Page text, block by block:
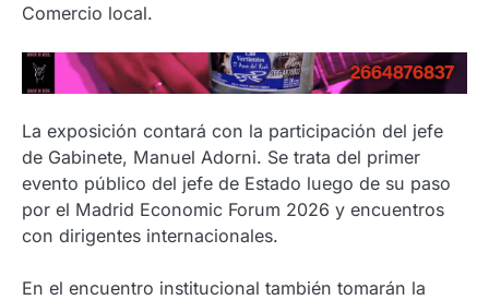
Comercio local.
La exposición contará con la participación del jefe
de Gabinete, Manuel Adorni. Se trata del primer
evento público del jefe de Estado luego de su paso
por el Madrid Economic Forum 2026 y encuentros
con dirigentes internacionales.
En el encuentro institucional también tomarán la